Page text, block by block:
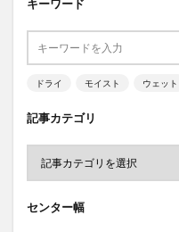
キーワード
ドライ モイスト ウェット
記事カテゴリ
センター幅